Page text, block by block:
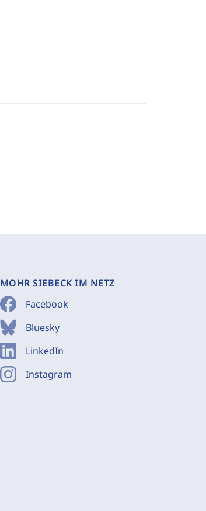
MOHR SIEBECK IM NETZ
Facebook
Bluesky
LinkedIn
Instagram